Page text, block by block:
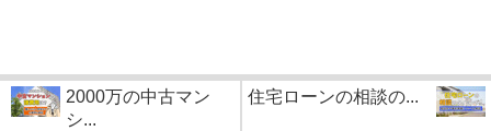
2000万の中古マン
シ...
住宅ローンの相談の...